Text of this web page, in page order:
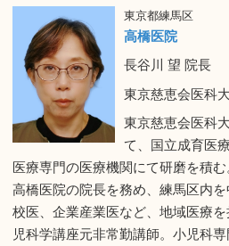
東京都練馬区
高橋医院
長谷川 望 院長
東京慈恵会医科
東京慈恵会医科
て、国立成育医
医療専門の医療機関にて研磨を積
高橋医院の院長を務め、練馬区内
校医、企業産業医など、地域医療
児科学講座元非常勤講師。小児科専